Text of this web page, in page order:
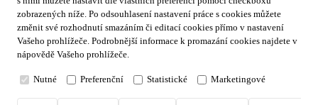
zobrazených níže. Po odsouhlasení nastavení práce s cookies můžete
změnit své rozhodnutí smazáním či editací cookies přímo v nastavení
Vašeho prohlížeče. Podrobnější informace k promazání cookies najdete v
nápovědě Vašeho prohlížeče.
Nutné Preferenční Statistické Marketingové